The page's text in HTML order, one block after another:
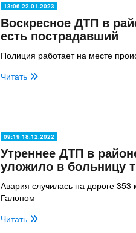
13:06 22.01.2023
Воскресное ДТП в
есть пострадавший
Полиция работает на месте
Читать
09:19 18.12.2022
Утреннее ДТП в
уложило в больницу
Авария случилась на дороге 353
Галоном
Читать